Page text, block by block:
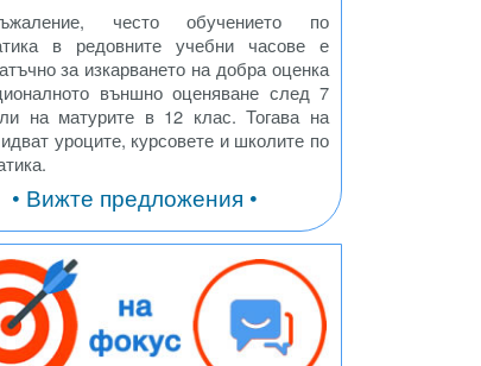
често обучението по
в редовните учебни часове е
за изкарването на добра оценка
външно оценяване след 7
на матурите в 12 клас. Тогава на
уроците, курсовете и школите по
• Вижте предложения •